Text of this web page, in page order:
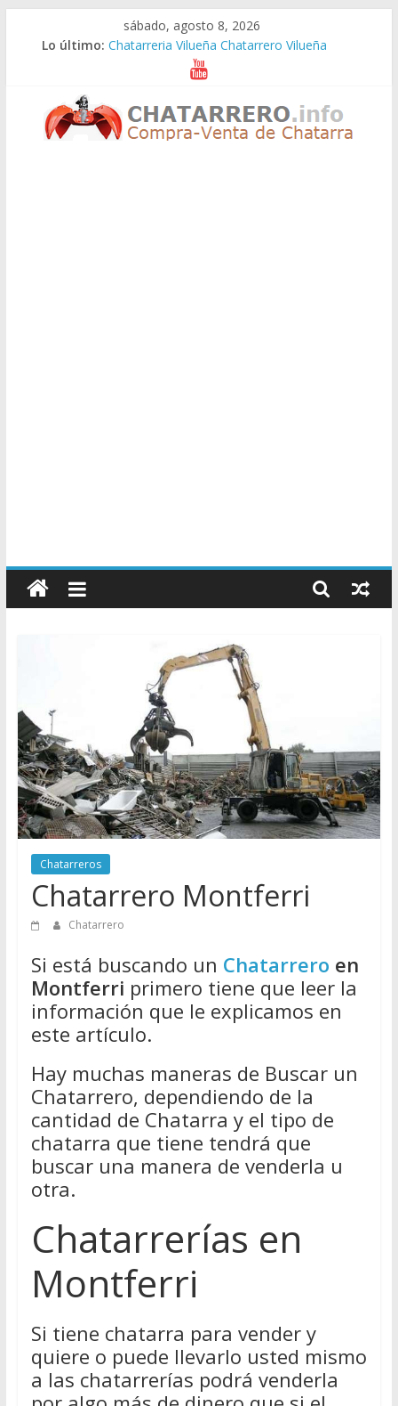
sábado, agosto 8, 2026
Lo último: Chatarreria Vilueña Chatarrero Vilueña
Chatarreria Zuera Chatarrero Zuera
Chatarreria Zaragoza Chatarrero Zaragoza
Chatarreria Zaida Chatarrero Zaida
Chatarreria Vistabella Chatarrero Vistabella
Chatarreros
de
Chatarra
Directorio
de
Chatarreros
para
vender
Chatarra
Chatarreros
Chatarrero Montferri
Chatarrero
Si está buscando un Chatarrero en
Montferri primero tiene que leer la
información que le explicamos en
este artículo.
Hay muchas maneras de Buscar un
Chatarrero, dependiendo de la
cantidad de Chatarra y el tipo de
chatarra que tiene tendrá que
buscar una manera de venderla u
otra.
Chatarrerías en
Montferri
Si tiene chatarra para vender y
quiere o puede llevarlo usted mismo
a las chatarrerías podrá venderla